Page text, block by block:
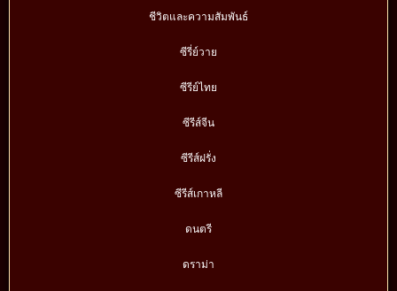
ชีวิตและความสัมพันธ์
ซีรี่ย์วาย
ซีรีย์ไทย
ซีรีส์จีน
ซีรีส์ฝรั่ง
ซีรีส์เกาหลี
ดนตรี
ดราม่า